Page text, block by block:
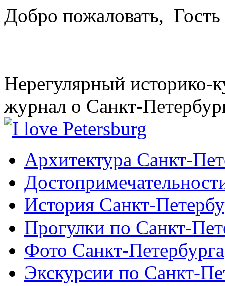
Добро пожаловать, Гость
Нерегулярный историко-
журнал о Санкт-
Архитектура Санкт-
История Санкт-
Прогулки по Санкт-
Фото Санкт-Петербурга
Экскурсии по Санкт-